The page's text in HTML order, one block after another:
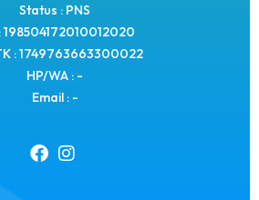
Status : PNS
198504172010012020
: 1749763663300022
HP/WA : -
Email : -